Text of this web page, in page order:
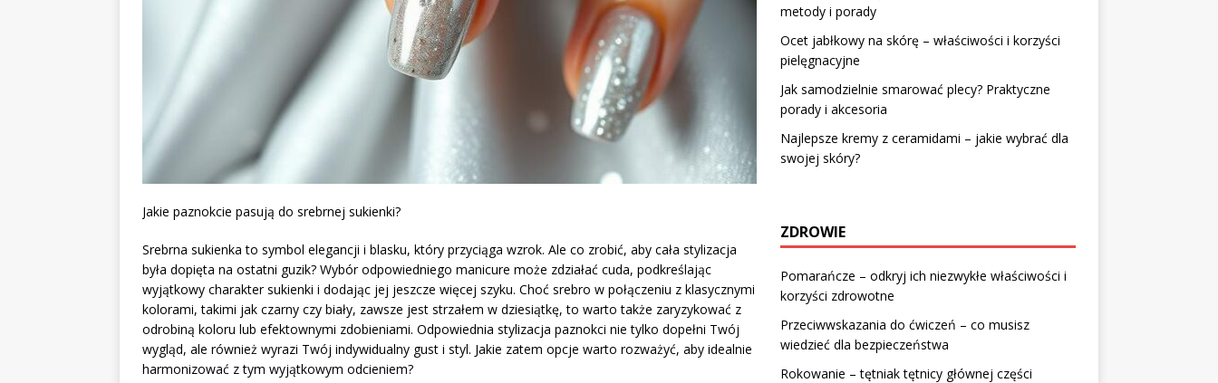
Jakie paznokcie pasują do srebrnej sukienki?
Srebrna sukienka to symbol elegancji i blasku, który przyciąga wzrok. Ale co zrobić, aby cała stylizacja
była dopięta na ostatni guzik? Wybór odpowiedniego manicure może zdziałać cuda, podkreślając
wyjątkowy charakter sukienki i dodając jej jeszcze więcej szyku. Choć srebro w połączeniu z klasycznymi
kolorami, takimi jak czarny czy biały, zawsze jest strzałem w dziesiątkę, to warto także zaryzykować z
odrobiną koloru lub efektownymi zdobieniami. Odpowiednia stylizacja paznokci nie tylko dopełni Twój
wygląd, ale również wyrazi Twój indywidualny gust i styl. Jakie zatem opcje warto rozważyć, aby idealnie
harmonizować z tym wyjątkowym odcieniem?
metody i porady
Ocet jabłkowy na skórę – właściwości i korzyści
pielęgnacyjne
Jak samodzielnie smarować plecy? Praktyczne
porady i akcesoria
Najlepsze kremy z ceramidami – jakie wybrać dla
swojej skóry?
ZDROWIE
Pomarańcze – odkryj ich niezwykłe właściwości i
korzyści zdrowotne
Przeciwwskazania do ćwiczeń – co musisz
wiedzieć dla bezpieczeństwa
Rokowanie – tętniak tętnicy głównej części